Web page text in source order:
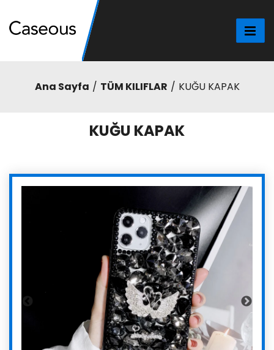
Ana Sayfa TÜM KILIFLAR KUĞU KAPAK
KUĞU KAPAK